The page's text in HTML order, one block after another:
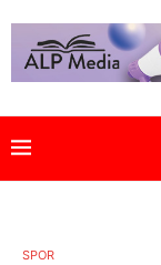
SPOR